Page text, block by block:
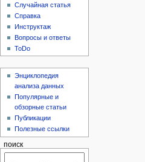
Случайная статья
Справка
Инструктаж
Вопросы и ответы
ToDo
Энциклопедия
анализа данных
Популярные и
обзорные статьи
Публикации
Полезные ссылки
поиск